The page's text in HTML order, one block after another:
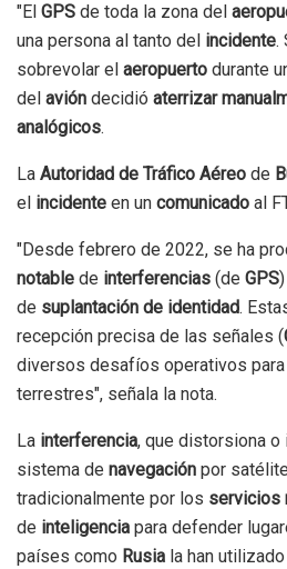
"El GPS de toda la zona del
una persona al tanto del incidente.
sobrevolar el aeropuerto durante
del avión decidió aterrizar
analógicos.
La Autoridad de Tráfico Aéreo de
el incidente en un comunicado al
"Desde febrero de 2022, se ha
notable de interferencias (de GPS
de suplantación de identidad.
recepción precisa de las señales (
diversos desafíos operativos
terrestres", señala la nota.
La interferencia, que distorsiona o
sistema de navegación por
tradicionalmente por los servicios
de inteligencia para defender
países como Rusia la han